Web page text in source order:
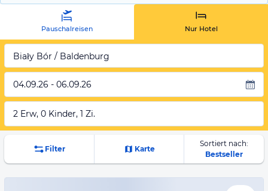
Pauschalreisen Nur Hotel
Biały Bór / Baldenburg
04.09.26 - 06.09.26
2 Erw, 0 Kinder, 1 Zi.
Filter Karte
Sortiert nach:
Bestseller